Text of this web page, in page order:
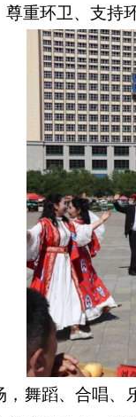
重环卫、支持
舞蹈、合唱